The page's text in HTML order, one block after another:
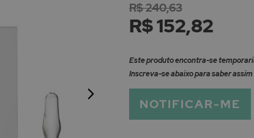
R$ 152,82
R$ 240,63
Este produto encontra-se
Inscreva-se abaixo para saber
NOTIFICAR-ME